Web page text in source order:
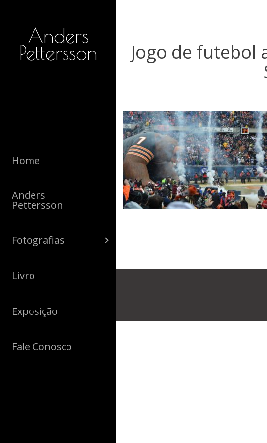
Anders
Pettersson
Home
Anders
Pettersson
Fotografias
Livro
Exposição
Fale Conosco
Jogo de futebol